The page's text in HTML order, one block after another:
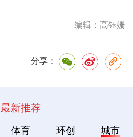
编辑：高钰姗
分享：
最新推荐
体育 环创 城市